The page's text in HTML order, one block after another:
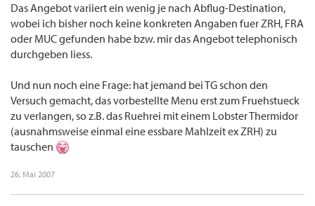
Das Angebot variiert ein wenig je nach Abflug-Destination,
wobei ich bisher noch keine konkreten Angaben fuer ZRH, FRA
oder MUC gefunden habe bzw. mir das Angebot telephonisch
durchgeben liess.
Und nun noch eine Frage: hat jemand bei TG schon den
Versuch gemacht, das vorbestellte Menu erst zum Fruehstueck
zu verlangen, so z.B. das Ruehrei mit einem Lobster Thermidor
(ausnahmsweise einmal eine essbare Mahlzeit ex ZRH) zu
tauschen
26. Mai 2007